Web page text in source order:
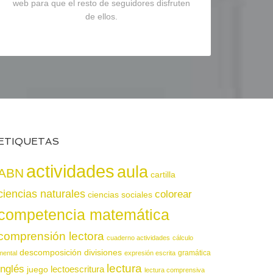
web para que el resto de seguidores disfruten
de ellos.
actividadesaula cartilla
naturales ciencias sociales colorear
matemática
lectora cuaderno actividades cálculo
descomposición divisiones expresión escrita gramática
juego lectoescritura lectura lectura comprensiva